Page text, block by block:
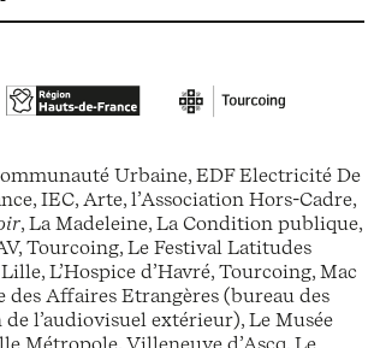
Urbaine, EDF Electricité De
IEC, Arte, l’Association Hors-Cadre,
, La Madeleine, La Condition publique,
Tourcoing, Le Festival Latitudes
L’Hospice d’Havré, Tourcoing, Mac
des Affaires Etrangères (bureau des
l’audiovisuel extérieur), Le Musée
Métropole, Villeneuve d’Ascq, Le